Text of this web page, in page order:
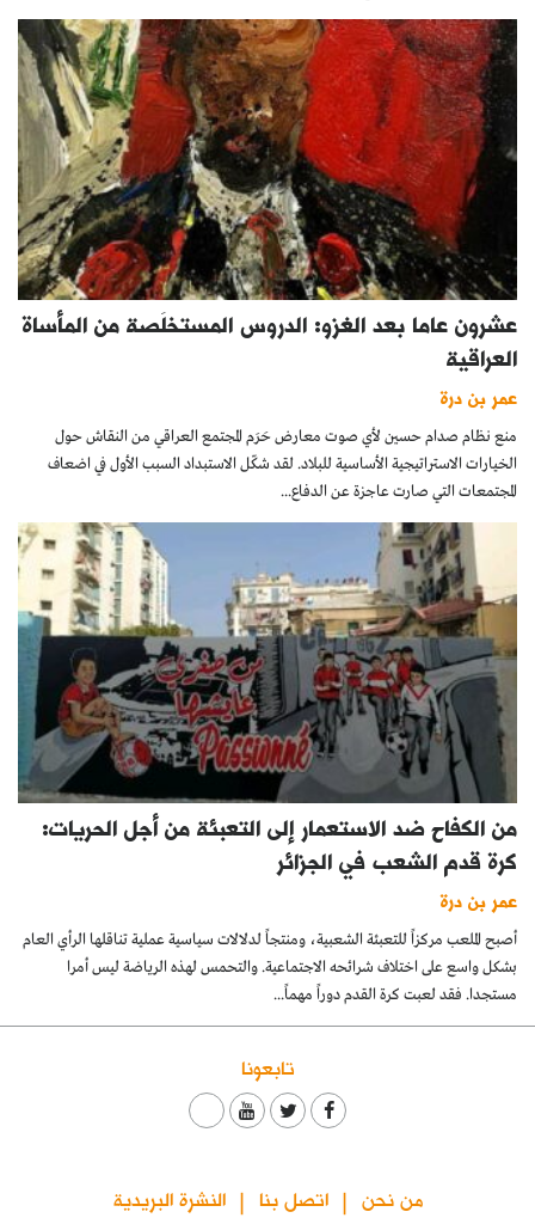
عشرون عاما بعد الغزو: الدروس المستخلَصة من المأساة
العراقية
عمر بن درة
منع نظام صدام حسين لأي صوت معارض حَرَم المجتمع العراقي من النقاش حول
الخيارات الاستراتيجية الأساسية للبلاد. لقد شكّل الاستبداد السبب الأول في اضعاف
المجتمعات التي صارت عاجزة عن الدفاع...
من الكفاح ضد الاستعمار إلى التعبئة من أجل الحريات:
كرة قدم الشعب في الجزائر
عمر بن درة
أصبح الملعب مركزاً للتعبئة الشعبية، ومنتجاً لدلالات سياسية عملية تناقلها الرأي العام
بشكل واسع على اختلاف شرائحه الاجتماعية. والتحمس لهذه الرياضة ليس أمرا
مستجدا. فقد لعبت كرة القدم دوراً مهماً...
تابعونا
من نحن اتصل بنا النشرة البريدية